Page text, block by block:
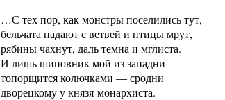
…С тех пор, как монстры поселились тут,
бельчата падают с ветвей и птицы мрут,
рябины чахнут, даль темна и мглиста.
И лишь шиповник мой из западни
топорщится колючками — сродни
дворецкому у князя-монархиста.